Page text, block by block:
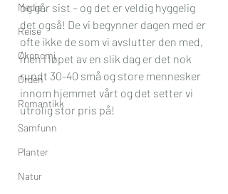
Media
Reise
Økonomi
Orden
Romantikk
Samfunn
Planter
Natur
og går sist – og det er veldig hyggelig
det også! De vi begynner dagen med er
ofte ikke de som vi avslutter den med,
men i løpet av en slik dag er det nok
rundt 30-40 små og store mennesker
innom hjemmet vårt og det setter vi
utrolig stor pris på!